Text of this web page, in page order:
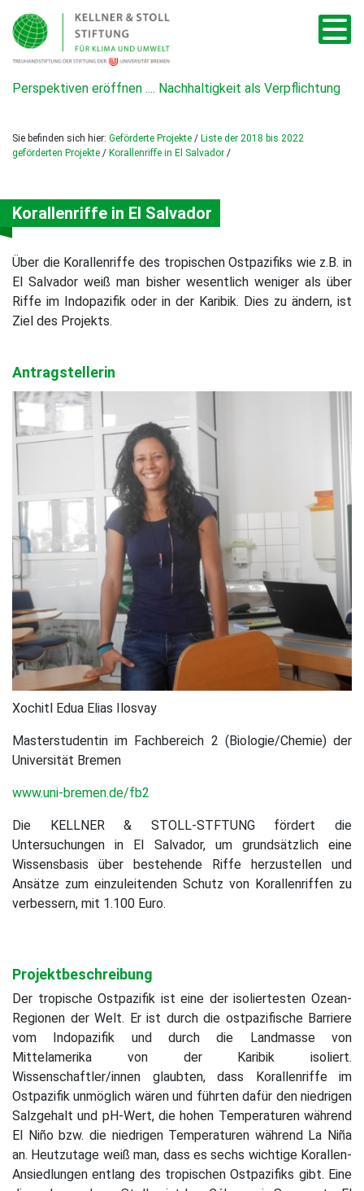
Perspektiven eröffnen .... Nachhaltigkeit als Verpflichtung
Sie befinden sich hier: Geförderte Projekte / Liste der 2018 bis 2022
geförderten Projekte / Korallenriffe in El Salvador /
Korallenriffe in El Salvador
Über die Korallenriffe des tropischen Ostpazifiks wie z.B. in
El Salvador weiß man bisher wesentlich weniger als über
Riffe im Indopazifik oder in der Karibik. Dies zu ändern, ist
Ziel des Projekts.
Antragstellerin
Xochitl Edua Elias Ilosvay
Masterstudentin im Fachbereich 2 (Biologie/Chemie) der
Universität Bremen
www.uni-bremen.de/fb2
Die KELLNER & STOLL-STFTUNG fördert die
Untersuchungen in El Salvador, um grundsätzlich eine
Wissensbasis über bestehende Riffe herzustellen und
Ansätze zum einzuleitenden Schutz von Korallenriffen zu
verbessern, mit 1.100 Euro.
Projektbeschreibung
Der tropische Ostpazifik ist eine der isoliertesten Ozean-
Regionen der Welt. Er ist durch die ostpazifische Barriere
vom Indopazifik und durch die Landmasse von
Mittelamerika von der Karibik isoliert.
Wissenschaftler/innen glaubten, dass Korallenriffe im
Ostpazifik unmöglich wären und führten dafür den niedrigen
Salzgehalt und pH-Wert, die hohen Temperaturen während
El Niño bzw. die niedrigen Temperaturen während La Niña
an. Heutzutage weiß man, dass es sechs wichtige Korallen-
Ansiedlungen entlang des tropischen Ostpazifiks gibt. Eine